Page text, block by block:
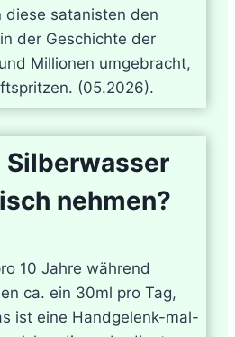
diese satanisten den
der Geschichte der
Millionen umgebracht,
(05.2026).
Silberwasser
nehmen?
10 Jahre während
ca. ein 30ml pro Tag,
ist eine Handgelenk-mal-